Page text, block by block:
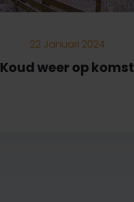
22 Januari 2024
Koud weer op komst